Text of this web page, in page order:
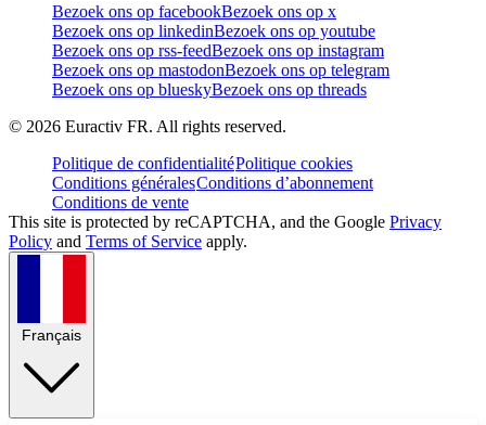
Bezoek ons op facebookBezoek ons op x
Bezoek ons op linkedinBezoek ons op youtube
Bezoek ons op rss-feedBezoek ons op instagram
Bezoek ons op mastodonBezoek ons op telegram
Bezoek ons op blueskyBezoek ons op threads
© 2026 Euractiv FR. All rights reserved.
Politique de confidentialitéPolitique cookies
Conditions généralesConditions d’abonnement
Conditions de vente
This site is protected by reCAPTCHA, and the Google Privacy
Policy and Terms of Service apply.
Français